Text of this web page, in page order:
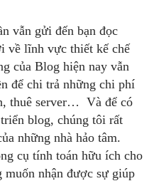
vẫn gửi đến bạn đọc
về lĩnh vực thiết kế chế
của Blog hiện nay vẫn
để chi trả những chi phí
thuê server… Và để có
blog, chúng tôi rất
những nhà hảo tâm.
cụ tính toán hữu ích cho
muốn nhận được sự giúp